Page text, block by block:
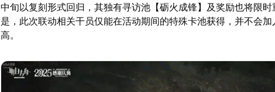
中旬以复刻形式回归，其独有寻访池【砺火成锋】及奖励也将限
是，此次联动相关干员仅能在活动期间的特殊卡池获得，并不会
高。